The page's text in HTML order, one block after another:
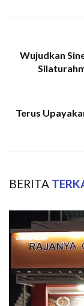
Wujudkan
Terus
BERITA